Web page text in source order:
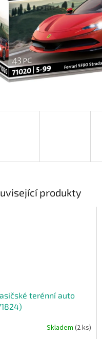
produkty
terénní auto
Skladem (2 ks)